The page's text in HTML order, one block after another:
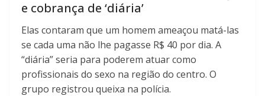
e cobrança de ‘diária’
Elas contaram que um homem ameaçou matá-las
se cada uma não lhe pagasse R$ 40 por dia. A
“diária” seria para poderem atuar como
profissionais do sexo na região do centro. O
grupo registrou queixa na polícia.